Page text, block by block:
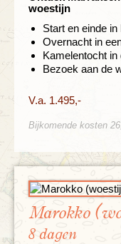
woestijn
Start en einde
Overnacht in
Kamelentocht in
Bezoek aan de
V.a. 1.495,-
Bijkomende kosten
Marokko
8 dagen